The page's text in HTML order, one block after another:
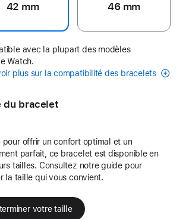
42 mm 46 mm
avec la plupart des modèles
Watch.
plus sur la compatibilité des bracelets
du bracelet
pour offrir un confort optimal et un
parfait, ce bracelet est disponible en
tailles. Consultez notre guide pour
la taille qui vous convient.
votre taille